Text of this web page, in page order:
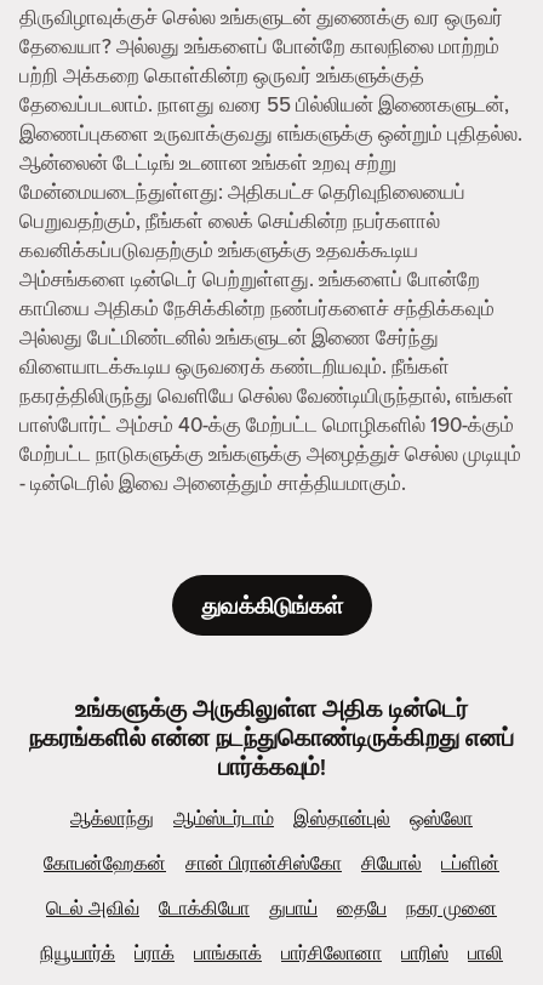
திருவிழாவுக்குச் செல்ல உங்களுடன் துணைக்கு வர ஒருவர்
தேவையா? அல்லது உங்களைப் போன்றே காலநிலை மாற்றம்
பற்றி அக்கறை கொள்கின்ற ஒருவர் உங்களுக்குத்
தேவைப்படலாம். நாளது வரை 55 பில்லியன் இணைகளுடன்,
இணைப்புகளை உருவாக்குவது எங்களுக்கு ஒன்றும் புதிதல்ல.
ஆன்லைன் டேட்டிங் உடனான உங்கள் உறவு சற்று
மேன்மையடைந்துள்ளது: அதிகபட்ச தெரிவுநிலையைப்
பெறுவதற்கும், நீங்கள் லைக் செய்கின்ற நபர்களால்
கவனிக்கப்படுவதற்கும் உங்களுக்கு உதவக்கூடிய
அம்சங்களை டின்டெர் பெற்றுள்ளது. உங்களைப் போன்றே
காபியை அதிகம் நேசிக்கின்ற நண்பர்களைச் சந்திக்கவும்
அல்லது பேட்மிண்டனில் உங்களுடன் இணை சேர்ந்து
விளையாடக்கூடிய ஒருவரைக் கண்டறியவும். நீங்கள்
நகரத்திலிருந்து வெளியே செல்ல வேண்டியிருந்தால், எங்கள்
பாஸ்போர்ட் அம்சம் 40-க்கு மேற்பட்ட மொழிகளில் 190-க்கும்
மேற்பட்ட நாடுகளுக்கு உங்களுக்கு அழைத்துச் செல்ல முடியும்
- டின்டெரில் இவை அனைத்தும் சாத்தியமாகும்.
துவக்கிடுங்கள்
உங்களுக்கு அருகிலுள்ள அதிக டின்டெர்
நகரங்களில் என்ன நடந்துகொண்டிருக்கிறது எனப்
பார்க்கவும்!
ஆக்லாந்து ஆம்ஸ்டர்டாம் இஸ்தான்புல்
ஒஸ்லோ
கோபன்ஹேகன்
சான் பிரான்சிஸ்கோ சியோல்
டப்ளின்
டெல் அவிவ்
டோக்கியோ துபாய் தைபே
நகர முனை
நியூயார்க்
ப்ராக் பாங்காக் பார்சிலோனா பாரிஸ்
பாலி